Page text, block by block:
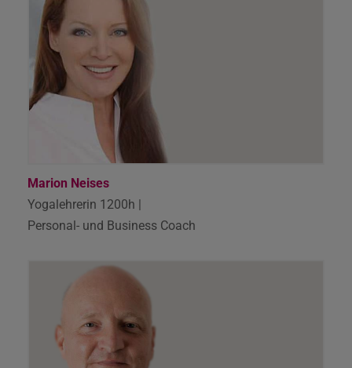
Marion Neises
Yogalehrerin 1200h |
Personal- und Business Coach